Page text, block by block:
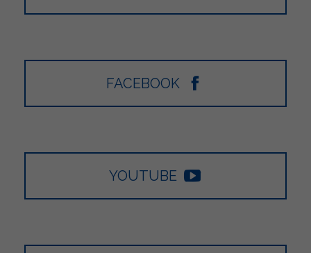
FACEBOOK
YOUTUBE